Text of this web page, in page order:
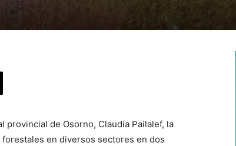
provincial de Osorno, Claudia Pailalef, la
en diversos sectores en dos